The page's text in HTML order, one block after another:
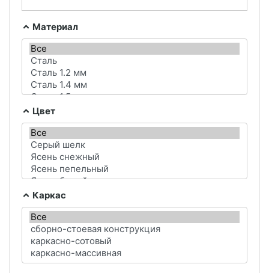
Материал
Цвет
Каркас